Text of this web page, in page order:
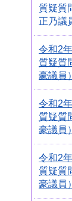
質疑質
正乃議
令和2
質疑質
豪議員）
令和2
質疑質
豪議員）
令和2
質疑質
豪議員）